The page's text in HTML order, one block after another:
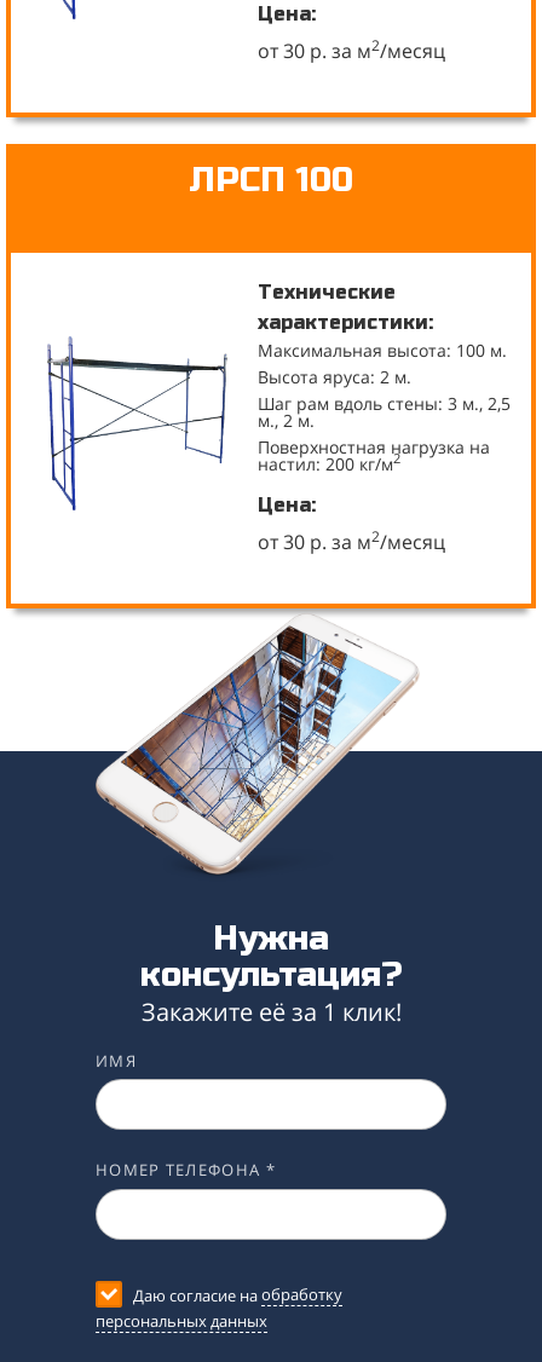
Цена:
от 30 р. за м2/месяц
ЛРСП 100
Технические
характеристики:
Максимальная высота: 100 м.
Высота яруса: 2 м.
Шаг рам вдоль стены: 3 м., 2,5
м., 2 м.
Поверхностная нагрузка на
настил: 200 кг/м2
Цена:
от 30 р. за м2/месяц
Нужна
консультация?
Закажите её за 1 клик!
ИМЯ
НОМЕР ТЕЛЕФОНА *
Даю согласие наобработку
персональных данных